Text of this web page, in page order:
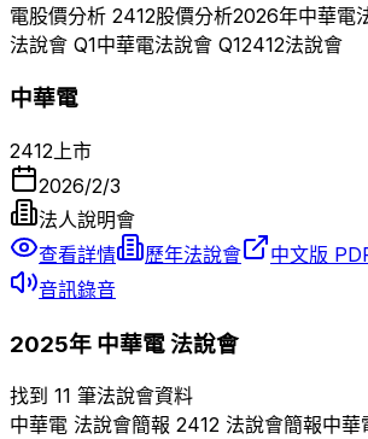
電股價分析 2412股價分析2026年中華電
法說會 Q1中華電法說會 Q12412法說會
中華電
2412 上市
2026/2/3
法人說明會
查看詳情
歷年法說會 中文版
音訊錄音
2025年 中華電法說會
找到 11 筆法說會資料
中華電 法說會簡報 2412 法說會簡報中華